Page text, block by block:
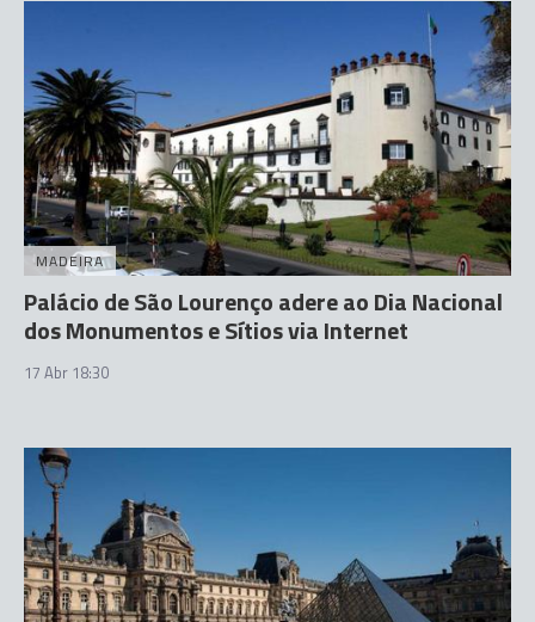
MADEIRA
Palácio de São Lourenço adere ao Dia Nacional
dos Monumentos e Sítios via Internet
17 Abr 18:30